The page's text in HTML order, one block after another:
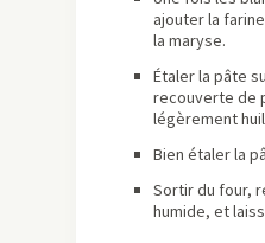
ajouter la
la maryse.
Étaler la pâte
recouverte de
légèrement
Bien étaler la
Sortir du four,
humide, et